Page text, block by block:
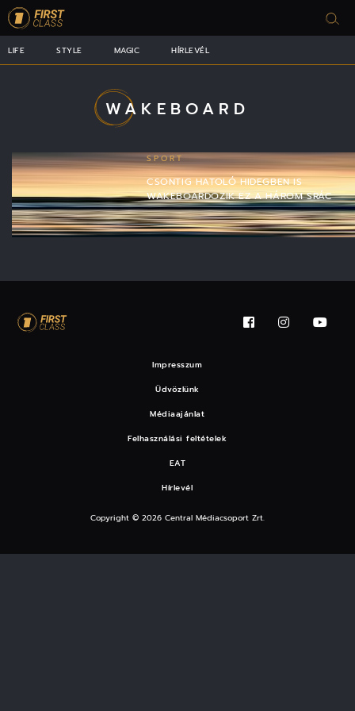
LIFE STYLE MAGIC HÍRLEVÉL
WAKEBOARD
SPORT
CSONTIG HATOLÓ HIDEGBEN IS
WAKEBOARDOZIK EZ A HÁROM SRÁC
Impresszum
Üdvözlünk
Médiaajánlat
Felhasználási feltételek
EAT
Hírlevél
Copyright © 2026 Central Médiacsoport Zrt.